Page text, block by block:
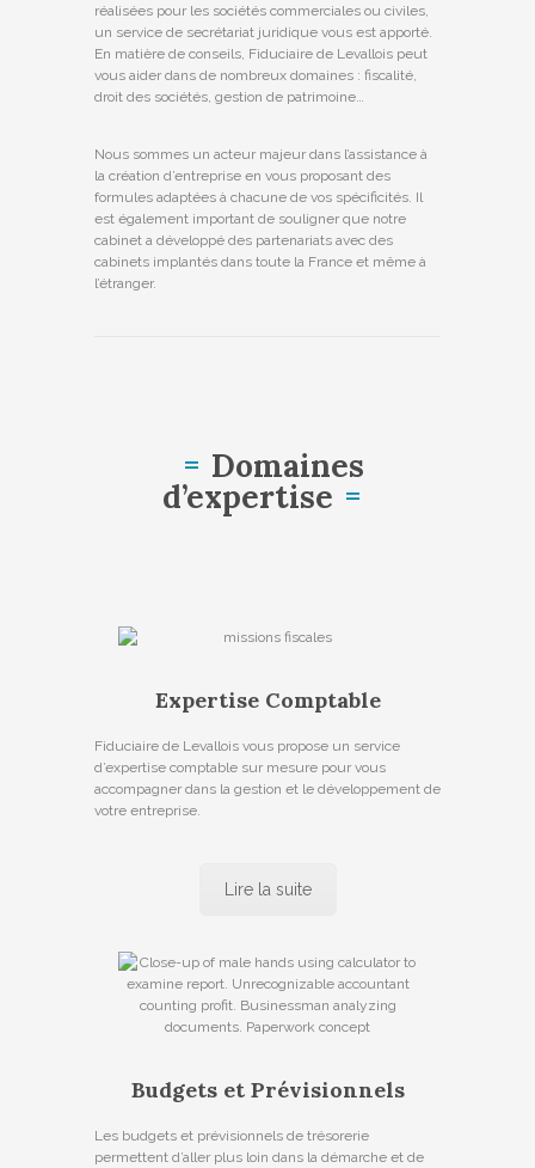
réalisées pour les sociétés commerciales ou civiles,
un service de secrétariat juridique vous est apporté.
En matière de conseils, Fiduciaire de Levallois peut
vous aider dans de nombreux domaines : fiscalité,
droit des sociétés, gestion de patrimoine…
Nous sommes un acteur majeur dans l’assistance à
la création d’entreprise en vous proposant des
formules adaptées à chacune de vos spécificités. Il
est également important de souligner que notre
cabinet a développé des partenariats avec des
cabinets implantés dans toute la France et même à
l’étranger.
Domaines
d’expertise
Expertise Comptable
Fiduciaire de Levallois vous propose un service
d’expertise comptable sur mesure pour vous
accompagner dans la gestion et le développement de
votre entreprise.
Lire la suite
Budgets et Prévisionnels
Les budgets et prévisionnels de trésorerie
permettent d’aller plus loin dans la démarche et de